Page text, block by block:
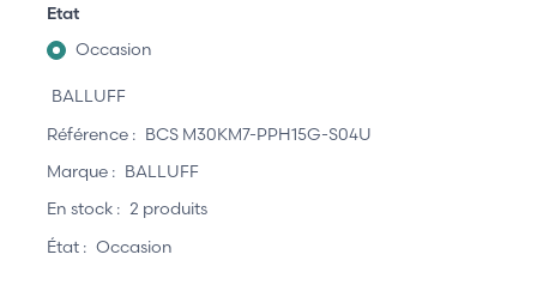
Etat
Occasion
BALLUFF
Référence : BCS M30KM7-PPH15G-S04U
Marque : BALLUFF
En stock : 2 produits
État : Occasion